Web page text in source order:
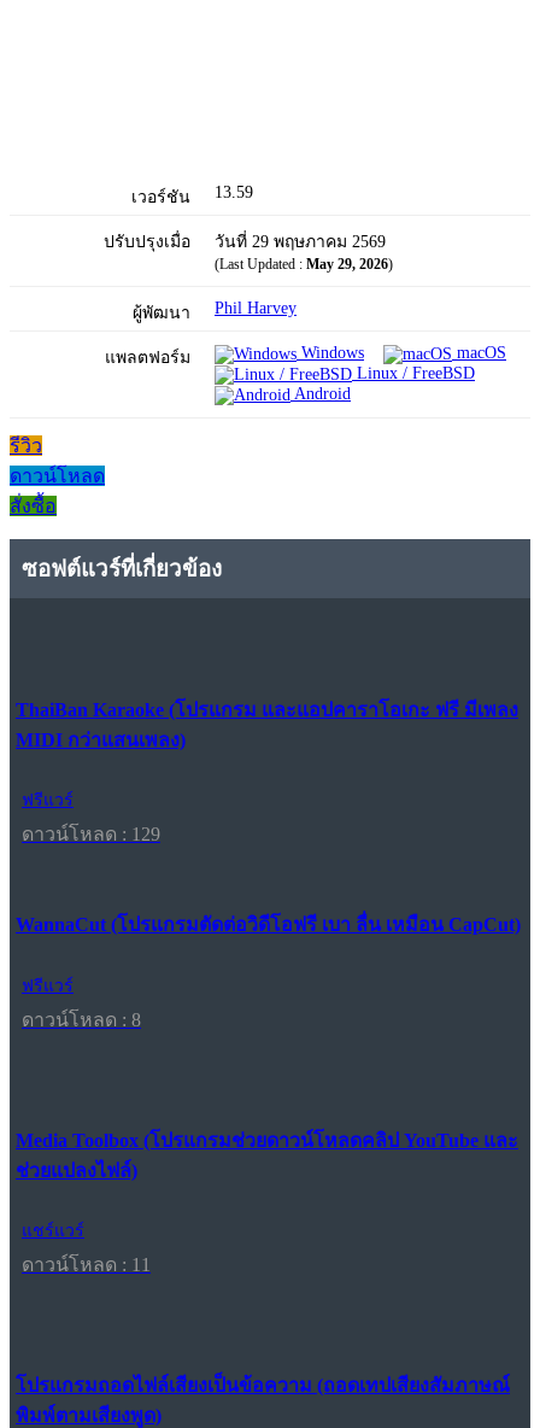
เวอร์ชัน 13.59
ปรับปรุงเมื่อ วันที่ 29 พฤษภาคม 2569
(Last Updated : May 29, 2026)
ผู้พัฒนา Phil Harvey
แพลตฟอร์ม Windows
macOS
Linux / FreeBSD
Android
รีวิว
ดาวน์โหลด
สั่งซื้อ
ซอฟต์แวร์ที่เกี่ยวข้อง
ThaiBan Karaoke (โปรแกรม และแอปคาราโอเกะ ฟรี มีเพลง
MIDI กว่าแสนเพลง)
ฟรีแวร์
ดาวน์โหลด : 129
WannaCut (โปรแกรมตัดต่อวิดีโอฟรี เบา ลื่น เหมือน CapCut)
ฟรีแวร์
ดาวน์โหลด : 8
Media Toolbox (โปรแกรมช่วยดาวน์โหลดคลิป YouTube และ
ช่วยแปลงไฟล์)
แชร์แวร์
ดาวน์โหลด : 11
โปรแกรมถอดไฟล์เสียงเป็นข้อความ (ถอดเทปเสียงสัมภาษณ์
พิมพ์ตามเสียงพูด)